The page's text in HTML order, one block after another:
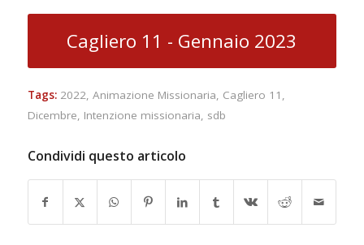
Cagliero 11 - Gennaio 2023
Tags: 2022, Animazione Missionaria, Cagliero 11 ,
Dicembre, Intenzione missionaria, sdb
Condividi questo articolo